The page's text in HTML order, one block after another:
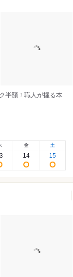
半額！職人が握る本
金
14
土
15